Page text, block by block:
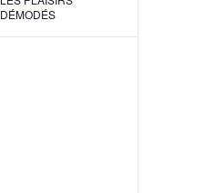
DÉMODÉS